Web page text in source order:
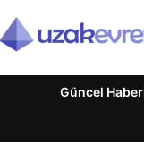
Güncel